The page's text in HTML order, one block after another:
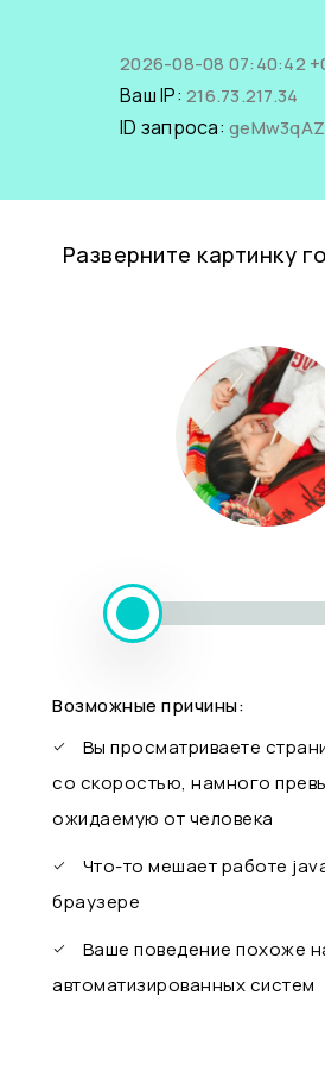
2026-08-08 07:40:42
Ваш IP: 216.73.217.34
ID запроса:
Разверните картинку
Возможные причины:
Вы просматриваете
со скоростью, намного
ожидаемую от человека
Что-то мешает работе
браузере
Ваше поведение похоже
автоматизированных систем